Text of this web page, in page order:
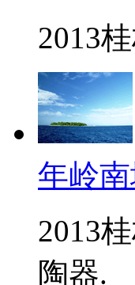
2013
年岭
2013
陶器.